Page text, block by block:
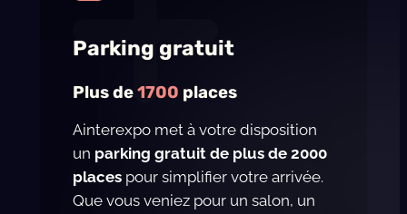
Parking gratuit
Plus de1700 places
Ainterexpo met à votre disposition
un parking gratuit de plus de 2000
placespour simplifier votre arrivée.
Que vous veniez pour un salon, un